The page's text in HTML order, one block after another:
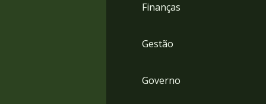
Finanças
Gestão
Governo